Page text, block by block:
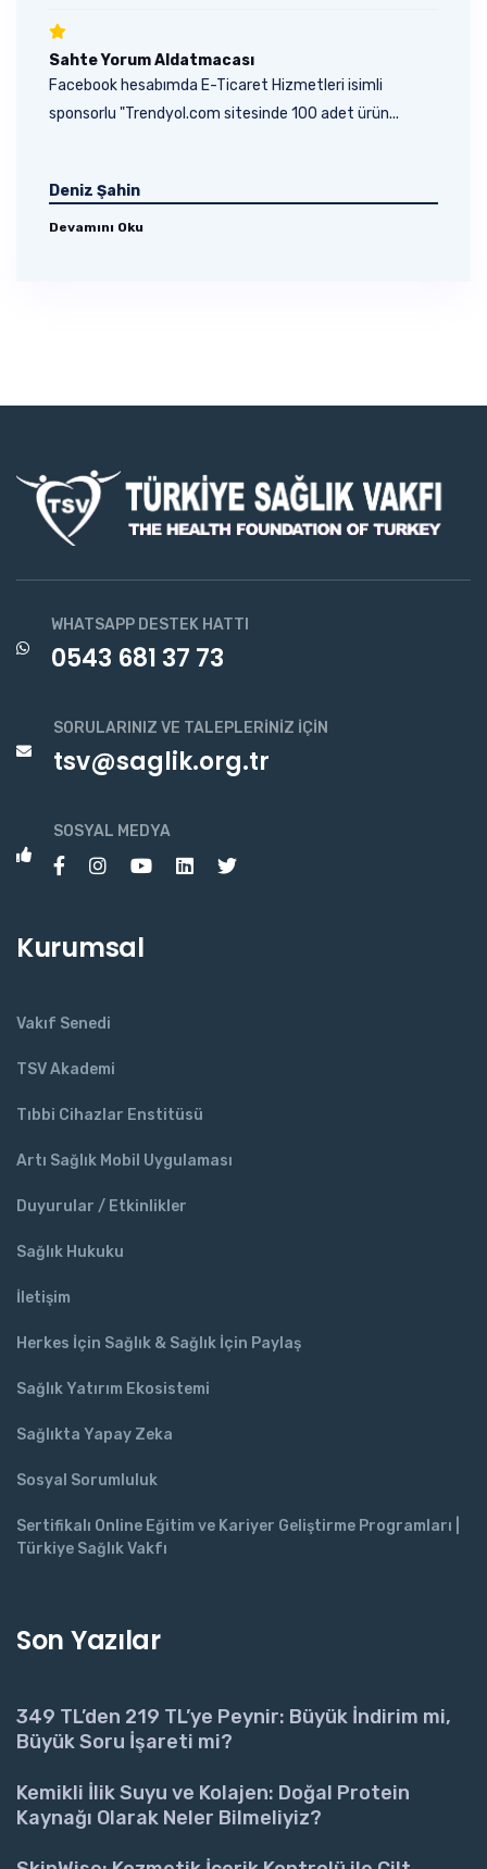
Sahte Yorum Aldatmacası
Facebook hesabımda E-Ticaret Hizmetleri isimli
sponsorlu "Trendyol.com sitesinde 100 adet ürün...
Deniz Şahin
Devamını Oku
WHATSAPP DESTEK HATTI
0543 681 37 73
SORULARINIZ VE TALEPLERINIZ İÇIN
tsv@saglik.org.tr
SOSYAL MEDYA
Kurumsal
Vakıf Senedi
TSV Akademi
Tıbbi Cihazlar Enstitüsü
Artı Sağlık Mobil Uygulaması
Duyurular / Etkinlikler
Sağlık Hukuku
İletişim
Herkes İçin Sağlık & Sağlık İçin Paylaş
Sağlık Yatırım Ekosistemi
Sağlıkta Yapay Zeka
Sosyal Sorumluluk
Sertifikalı Online Eğitim ve Kariyer Geliştirme Programları |
Türkiye Sağlık Vakfı
Son Yazılar
349 TL’den 219 TL’ye Peynir: Büyük İndirim mi,
Büyük Soru İşareti mi?
Kemikli İlik Suyu ve Kolajen: Doğal Protein
Kaynağı Olarak Neler Bilmeliyiz?